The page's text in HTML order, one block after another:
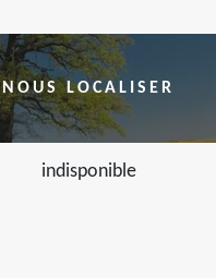
NOUS LOCALISER
indisponible